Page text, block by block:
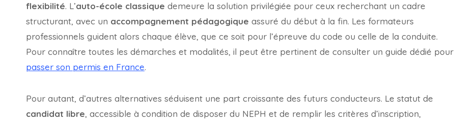
flexibilité. L’auto-école classique demeure la solution privilégiée pour ceux recherchant un cadre
structurant, avec un accompagnement pédagogique assuré du début à la fin. Les formateurs
professionnels guident alors chaque élève, que ce soit pour l’épreuve du code ou celle de la conduite.
Pour connaître toutes les démarches et modalités, il peut être pertinent de consulter un guide dédié pour
passer son permis en France.
Pour autant, d’autres alternatives séduisent une part croissante des futurs conducteurs. Le statut de
candidat libre, accessible à condition de disposer du NEPH et de remplir les critères d’inscription,